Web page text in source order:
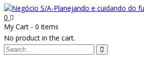
0
My Cart - 0 items
No product in the cart.